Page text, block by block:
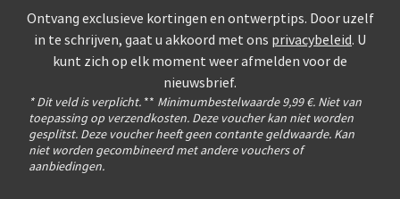
Ontvang exclusieve kortingen en ontwerptips. Door uzelf
in te schrijven, gaat u akkoord met ons privacybeleid. U
kunt zich op elk moment weer afmelden voor de
nieuwsbrief.
* Dit veld is verplicht. ** Minimumbestelwaarde 9,99 €. Niet van
toepassing op verzendkosten. Deze voucher kan niet worden
gesplitst. Deze voucher heeft geen contante geldwaarde. Kan
niet worden gecombineerd met andere vouchers of
aanbiedingen.